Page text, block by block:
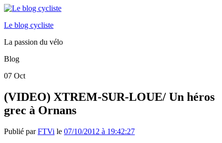
Le blog cycliste
La passion du vélo
Blog
07 Oct
(VIDEO) XTREM-SUR-LOUE/ Un héros
grec à Ornans
Publié parFTVi le 07/10/2012 à 19:42:27